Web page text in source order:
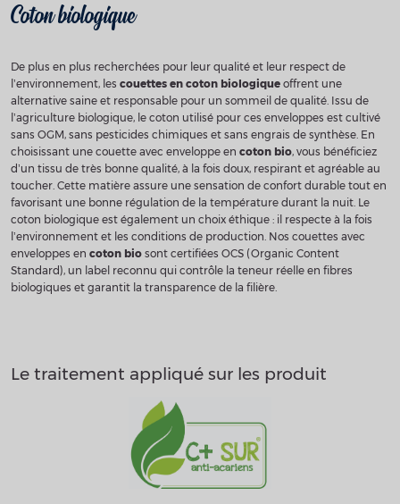
Coton biologique
De plus en plus recherchées pour leur qualité et leur respect de
l’environnement, les couettes en coton biologique offrent une
alternative saine et responsable pour un sommeil de qualité. Issu de
l’agriculture biologique, le coton utilisé pour ces enveloppes est cultivé
sans OGM, sans pesticides chimiques et sans engrais de synthèse. En
choisissant une couette avec enveloppe en coton bio, vous bénéficiez
d’un tissu de très bonne qualité, à la fois doux, respirant et agréable au
toucher. Cette matière assure une sensation de confort durable tout en
favorisant une bonne régulation de la température durant la nuit. Le
coton biologique est également un choix éthique : il respecte à la fois
l’environnement et les conditions de production. Nos couettes avec
enveloppes en coton bio sont certifiées OCS (Organic Content
Standard), un label reconnu qui contrôle la teneur réelle en fibres
biologiques et garantit la transparence de la filière.
Le traitement appliqué sur les produit